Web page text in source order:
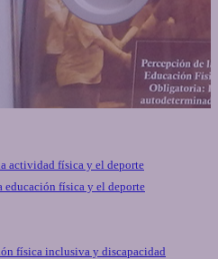
actividad física y el deporte
educación física y el deporte
física inclusiva y discapacidad